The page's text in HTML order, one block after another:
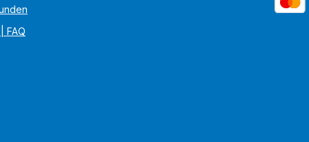
FAQ